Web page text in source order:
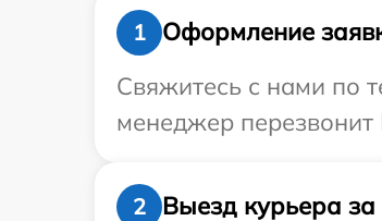
1
Оформление
Свяжитесь с нами по
менеджер
2
Выезд курьера за